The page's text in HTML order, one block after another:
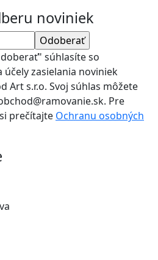
noviniek
súhlasíte so
zasielania noviniek
Art s.r.o. Svoj súhlas môžete
Pre
prečítajte Ochranu osobných